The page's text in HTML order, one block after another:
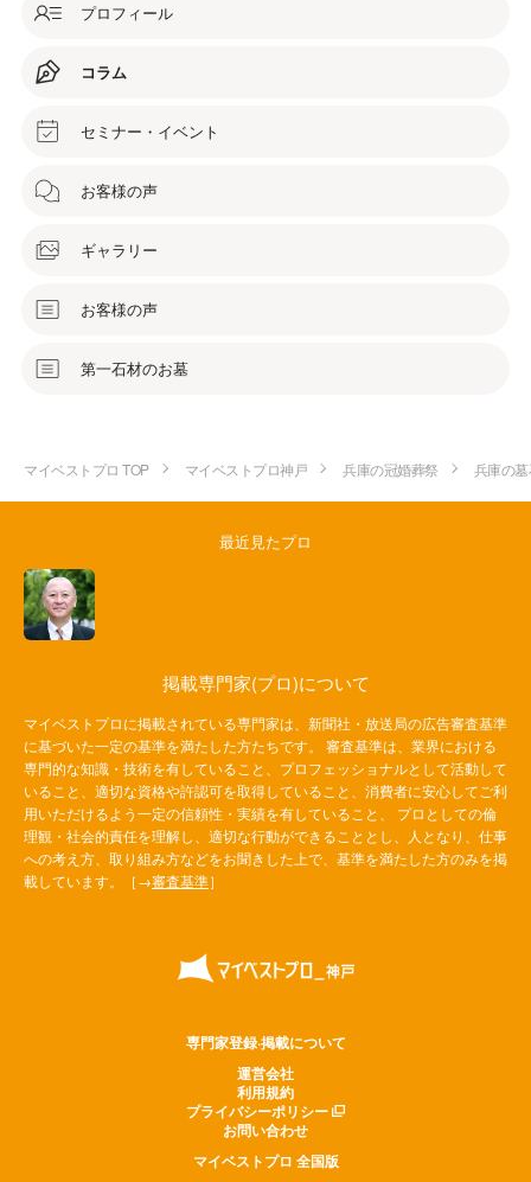
プロフィール
コラム
セミナー・イベント
お客様の声
ギャラリー
お客様の声
第一石材のお墓
マイベストプロ TOP マイベストプロ神戸 兵庫の冠婚葬祭 兵庫の
最近見たプロ
掲載専門家(プロ)について
マイベストプロに掲載されている専門家は、新聞社・放送局の広告審査基準
に基づいた一定の基準を満たした方たちです。 審査基準は、業界における
専門的な知識・技術を有していること、プロフェッショナルとして活動して
いること、適切な資格や許認可を取得していること、消費者に安心してご利
用いただけるよう一定の信頼性・実績を有していること、 プロとしての倫
理観・社会的責任を理解し、適切な行動ができることとし、人となり、仕事
への考え方、取り組み方などをお聞きした上で、基準を満たした方のみを掲
載しています。［→審査基準］
専門家登録·掲載について
運営会社
利用規約
プライバシーポリシー
お問い合わせ
マイベストプロ 全国版